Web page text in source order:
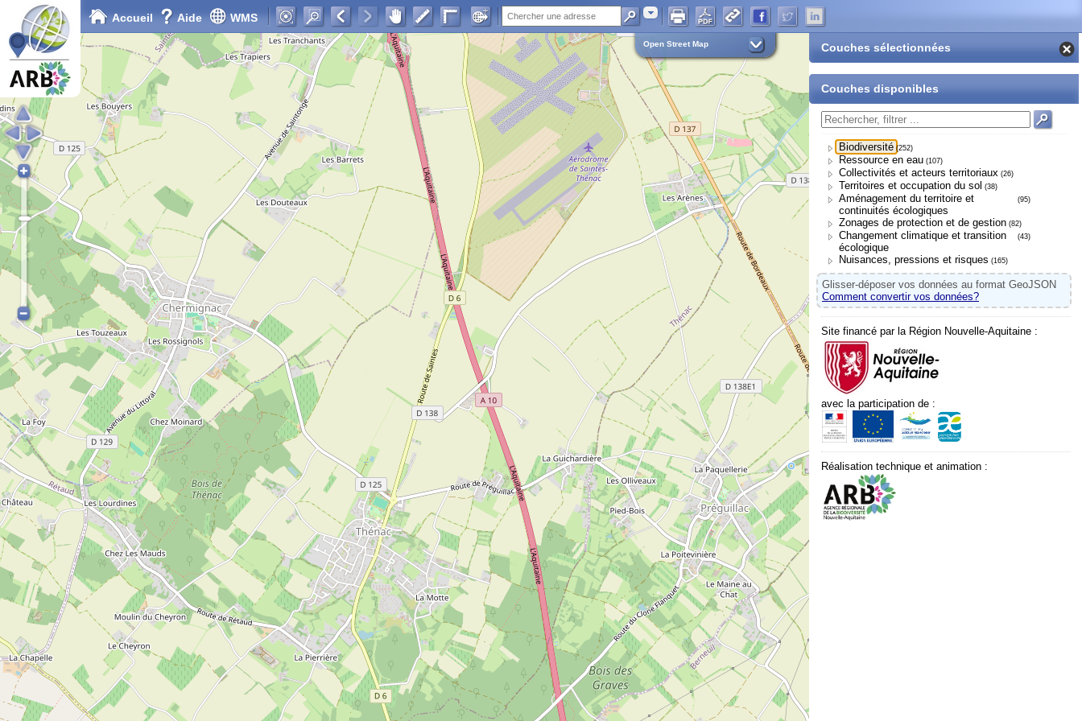
Accueil Aide WMS Adresse
Open Street Map Couches sélectionnées
Couches disponibles
Biodiversité (252)
Ressource en eau (107)
Collectivités et acteurs territoriaux (26)
Territoires et occupation du sol (38)
Aménagement du territoire et
continuités écologiques
(95)
Zonages de protection et de gestion (82)
Changement climatique et transition
écologique
(43)
Nuisances, pressions et risques (165)
Glisser-déposer vos données au format GeoJSON
Comment convertir vos données?
Site financé par la Région Nouvelle-Aquitaine :
avec la participation de :
Réalisation technique et animation :